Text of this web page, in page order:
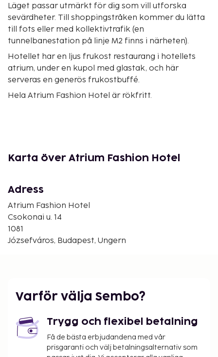
Läget passar utmärkt för dig som vill utforska
sevärdheter. Till shoppingstråken kommer du lätta
till fots eller med kollektivtrafik (en
tunnelbanestation på linje M2 finns i närheten).
Hotellet har en ljus frukost restaurang i hotellets
atrium, under en kupol med glastak, och här
serveras en generös frukostbuffé.
Hela Atrium Fashion Hotel är rökfritt.
fönster.
Byggnadens faciliteter
Reception, frukostrum, konferensrum, Wi-Fi.
Tillval
Reception 24 tim. Incheckningstid: 14:00,
utcheckningstid: 11:00.
Karta över Atrium Fashion Hotel
Adress
Atrium Fashion Hotel
Csokonai u. 14
1081
Józsefváros, Budapest, Ungern
Varför välja Sembo?
Trygg och flexibel betalning
Få de bästa erbjudandena med vår
prisgaranti och välj betalningsalternativ som